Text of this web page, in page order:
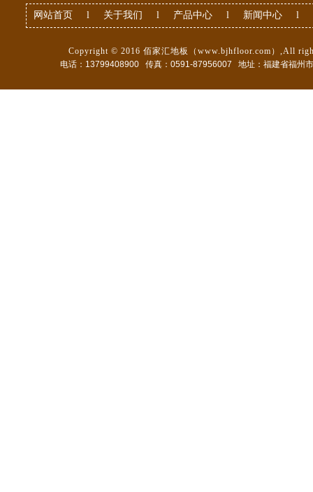
网站首页 l 关于我们 l 产品中心 l 新闻中心 l
Copyright © 2016 佰家汇地板（www.bjhfloor.com）,All
电话：13799408900 传真：0591-87956007 地址：福建省福州